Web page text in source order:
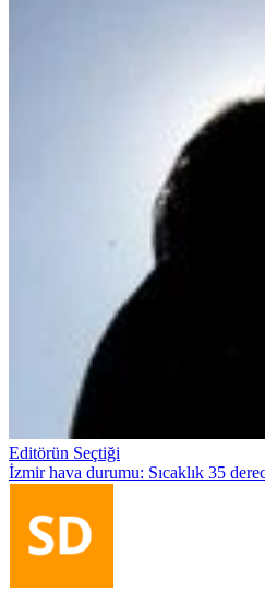
Editörün Seçtiği
İzmir hava durumu: Sıcaklık 35